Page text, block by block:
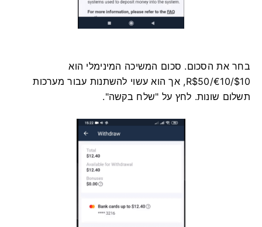
בחר את הסכום. סכום המשיכה המינימלי הוא
$10/€10/R$50, אך הוא עשוי להשתנות עבור מערכות
תשלום שונות. לחץ על "שלח בקשה".